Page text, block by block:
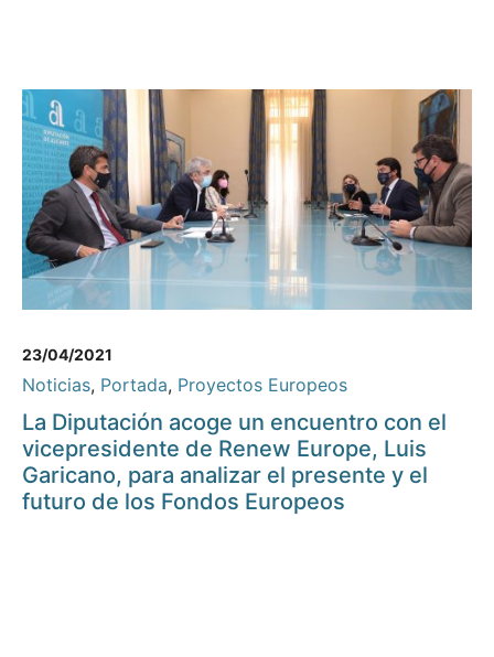
23/04/2021
Noticias, Portada, Proyectos Europeos
La Diputación acoge un encuentro con el
vicepresidente de Renew Europe, Luis
Garicano, para analizar el presente y el
futuro de los Fondos Europeos